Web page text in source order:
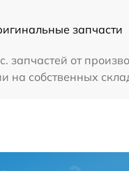
запчасти
запчастей от
на собственных